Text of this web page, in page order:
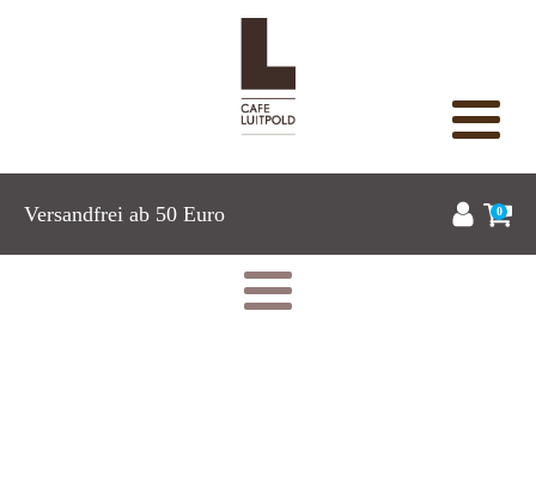
Versandfrei ab 50 Euro 0